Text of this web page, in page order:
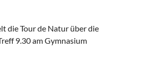
die Tour de Natur über die
9.30 am Gymnasium